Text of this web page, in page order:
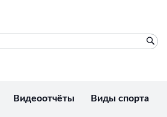
Видеоотчёты Виды спорта